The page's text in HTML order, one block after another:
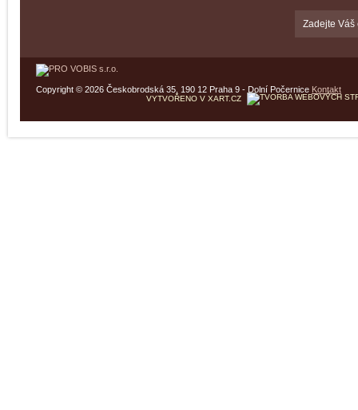
Copyright © 2026 Českobrodská 35, 190 12 Praha 9 - Dolní Počernice Kontakt
VYTVOŘENO V XART.CZ